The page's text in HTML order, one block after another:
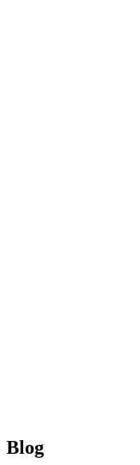
Blog